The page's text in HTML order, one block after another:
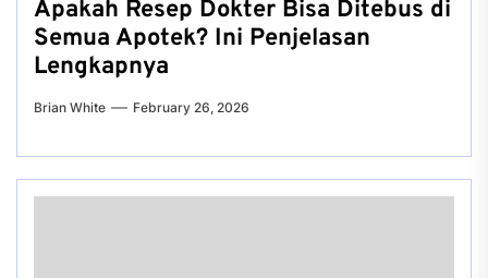
Apakah Resep Dokter Bisa Ditebus di
Semua Apotek? Ini Penjelasan
Lengkapnya
Brian White February 26, 2026